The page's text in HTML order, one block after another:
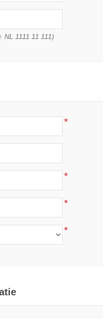
1111 11 111)
*
*
*
*